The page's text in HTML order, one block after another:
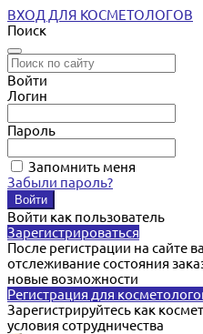
ВХОД ДЛЯ КОСМЕТОЛОГОВ
Поиск
Войти
Логин
Пароль
Запомнить меня
Забыли пароль?
Войти как пользователь
Зарегистрироваться
После регистрации на сайте
отслеживание состояния
новые возможности
Регистрация для
Зарегистрируйтесь как
условия сотрудничества